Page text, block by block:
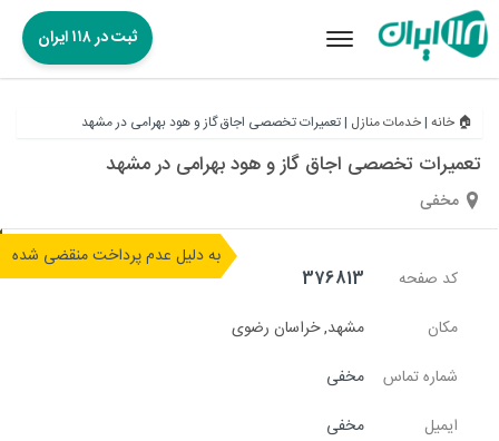
Toggle
ثبت در ۱۱۸ ایران
🏠 خانه|خدمات منازل|تعمیرات تخصصی اجاق گاز و هود بهرامی در مشهد
تعمیرات تخصصی اجاق گاز و هود بهرامی در مشهد
مخفی
به دلیل عدم پرداخت منقضی شده
کد صفحه
376813
مکان
مشهد,خراسان رضوی
شماره تماس
مخفی
ایمیل
مخفی